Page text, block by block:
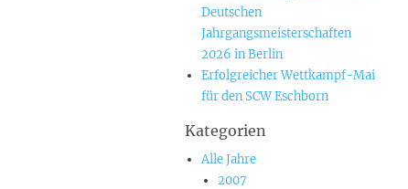
Deutschen
Jahrgangsmeisterschaften
2026 in Berlin
Erfolgreicher Wettkampf-Mai
für den SCW Eschborn
Kategorien
Alle Jahre
2007